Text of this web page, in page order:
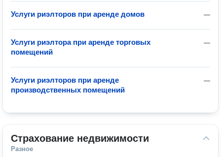
—
Услуги риэлторов при аренде домов
—
Услуги риэлтора при аренде торговых
помещений
—
Услуги риэлторов при аренде
производственных помещений
Страхование недвижимости
Разное